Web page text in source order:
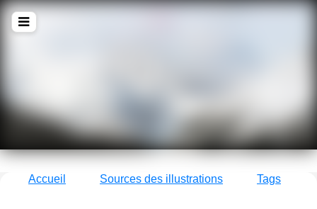
La culture avec un grand !Q
Accueil Sources des illustrations Tags